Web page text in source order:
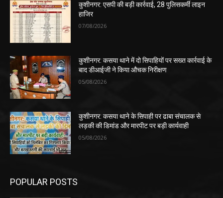
कुशीनगर: एसपी की बड़ी कार्रवाई, 28 पुलिसकर्मी लाइन
हाजिर
07/08/2026
कुशीनगर: कसया थाने में दो सिपाहियों पर सख्त कार्रवाई के
बाद डीआईजी ने किया औचक निरीक्षण
05/08/2026
कुशीनगर: कसया थाने के सिपाही पर ढाबा संचालक से
लड़की की डिमांड और मारपीट पर बड़ी कार्यवाही
05/08/2026
POPULAR POSTS